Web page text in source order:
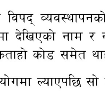
1 2 3